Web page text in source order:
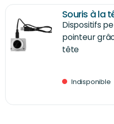
Souris à la
Dispositifs
pointeur
tête
Indisponible